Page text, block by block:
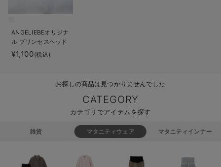
ベビー リュック
ベビー 小物
おむつ関連グッズ
快適機能ウェア特集 パジャマ
erbaviva（エルバビーバ）
安心の日本製。先輩ママが買ってよかった！本当に必要な出産準備品
買って正解！高評価レビューアイテム
冬に可愛いニットがお得！
親子コーデ｜ママとベビーにおすすめ！
便利な育児家電
ANGELIEBEオリジナ
ル プリンセスヘッド
ドレス
¥1,100(税込)
お探しの商品は見つかりませんでした
CATEGORY
カテゴリでアイテムを探す
雑貨 マタニティウェア マタニティインナー